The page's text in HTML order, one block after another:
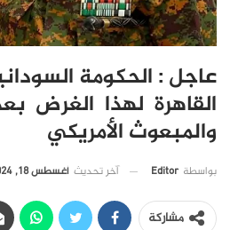
عاجل : الحكومة
القاهرة لهذا الغرض
والمبعوث الأمريكي
بواسطة Editor آخر تحديث أغسطس 18, 2024
مشاركة